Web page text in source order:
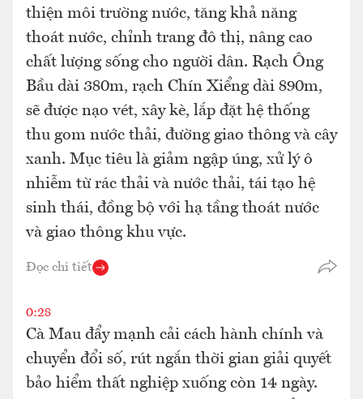
thiện môi trường nước, tăng khả năng
thoát nước, chỉnh trang đô thị, nâng cao
chất lượng sống cho người dân. Rạch Ông
Bầu dài 380m, rạch Chín Xiểng dài 890m,
sẽ được nạo vét, xây kè, lắp đặt hệ thống
thu gom nước thải, đường giao thông và cây
xanh. Mục tiêu là giảm ngập úng, xử lý ô
nhiễm từ rác thải và nước thải, tái tạo hệ
sinh thái, đồng bộ với hạ tầng thoát nước
và giao thông khu vực.
Đọc chi tiết
0:28
Cà Mau đẩy mạnh cải cách hành chính và
chuyển đổi số, rút ngắn thời gian giải quyết
bảo hiểm thất nghiệp xuống còn 14 ngày.